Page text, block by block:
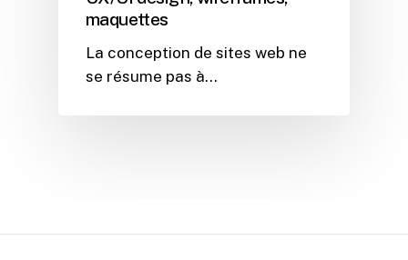
maquettes
La conception de sites web ne
se résume pas à…